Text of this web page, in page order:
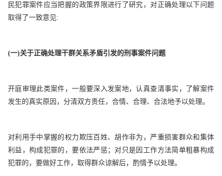
民犯罪案件应当把握的政策界限进行了研究，对正确处理以下问题
取得了一致意见:
(一)关于正确处理干群关系矛盾引发的刑事案件问题
开庭审理此类案件，一般要深入发案地，认真查清事实，了解案件
发生的真实原因，分清双方责任，合情、合理、合法地予以处理。
对利用手中掌握的权力欺压百姓、胡作非为，严重损害群众和集体
利益，构成犯罪的，要依法严惩；对只是因工作方法简单粗暴构成
犯罪的，要做好工作，取得群众谅解后，酌情予以处理。